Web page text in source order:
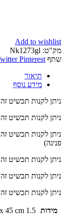
Add to wishlist
מק"ט: Nk1273gl
שתף Pinterest
תיאור
מידע נוסף
ניתן לקנות תכשיט
ניתן לקנות תכשיט
ניתן לקנות תכשיט
פנינה)
ניתן לקנות תכשיט זה עם
ניתן לקנות תכשיט זה
ניתן לקנות תכשיט זה
מידות 1.5 x 1.5 x 45 cm